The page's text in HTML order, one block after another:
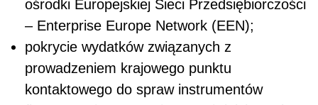
ośrodki Europejskiej Sieci Przedsiębiorczości
– Enterprise Europe Network (EEN);
pokrycie wydatków związanych z
prowadzeniem krajowego punktu
kontaktowego do spraw instrumentów